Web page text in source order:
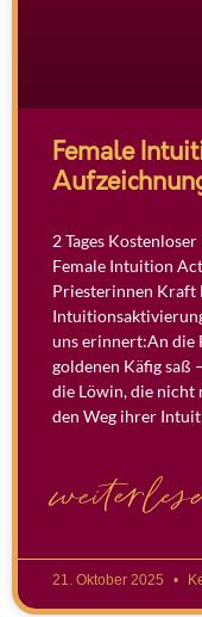
Female
2 Tages
Female Intuition
Priesterinnen Kraft
uns erinnert:An die
goldenen Käfig saß
die Löwin, die nicht
den Weg ihrer
21. Oktober 2025